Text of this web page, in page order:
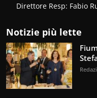
Direttore Resp: Fabio
Notizie più lette